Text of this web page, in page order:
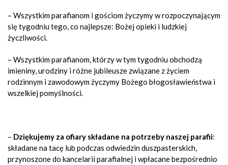
– Wszystkim parafianom i gościom życzymy w rozpoczynającym
się tygodniu tego, co najlepsze: Bożej opieki i ludzkiej
życzliwości.
– Wszystkim parafianom, którzy w tym tygodniu obchodzą
imieniny, urodziny i różne jubileusze związane z życiem
rodzinnym i zawodowym życzymy Bożego błogosławieństwa i
wszelkiej pomyślności.
– Dziękujemy za ofiary składane na potrzeby naszej parafii:
składane na tacę lub podczas odwiedzin duszpasterskich,
przynoszone do kancelarii parafialnej i wpłacane bezpośrednio